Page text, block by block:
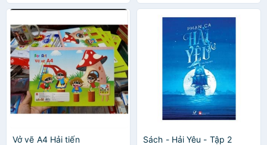
Vở vẽ A4 Hải tiến Sách - Hải Yêu - Tập 2